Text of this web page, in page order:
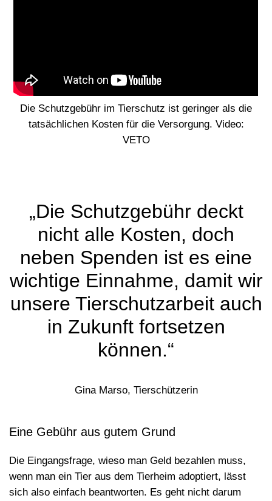
Die Schutzgebühr im Tierschutz ist geringer als die
tatsächlichen Kosten für die Versorgung. Video:
VETO
„Die Schutzgebühr deckt
nicht alle Kosten, doch
neben Spenden ist es eine
wichtige Einnahme, damit wir
unsere Tierschutzarbeit auch
in Zukunft fortsetzen
können.“
Gina Marso, Tierschützerin
Eine Gebühr aus gutem Grund
Die Eingangsfrage, wieso man Geld bezahlen muss,
wenn man ein Tier aus dem Tierheim adoptiert, lässt
sich also einfach beantworten. Es geht nicht darum